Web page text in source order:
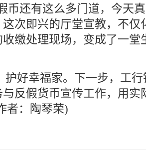
币还有这么多门道，今天
次即兴的厅堂宣教，不仅
缴处理现场，变成了一堂
护好幸福家。下一步，工
反假货币宣传工作，用实
者：陶琴荣)